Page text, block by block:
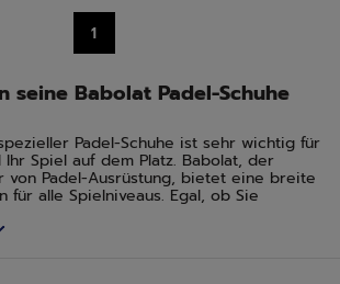
8
1
seine Babolat Padel-Schuhe
Padel-Schuhe ist sehr wichtig für
Spiel auf dem Platz. Babolat, der
von Padel-Ausrüstung, bietet eine breite
für alle Spielniveaus. Egal, ob Sie
Schutz, Komfort und